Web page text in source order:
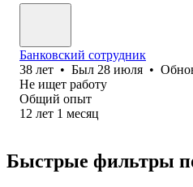
Банковский сотрудник
38 лет • Был 28 июля •
Не ищет работу
Общий опыт
12 лет 1 месяц
Быстрые фильтры